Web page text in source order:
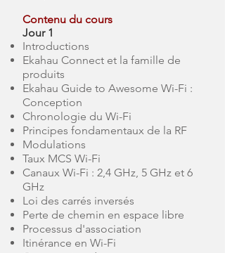
Contenu du cours
Jour 1
Introductions
Ekahau Connect et la famille de
produits
Ekahau Guide to Awesome Wi-Fi :
Conception
Chronologie du Wi-Fi
Principes fondamentaux de la RF
Modulations
Taux MCS Wi-Fi
Canaux Wi-Fi : 2,4 GHz, 5 GHz et 6
GHz
Loi des carrés inversés
Perte de chemin en espace libre
Processus d'association
Itinérance en Wi-Fi